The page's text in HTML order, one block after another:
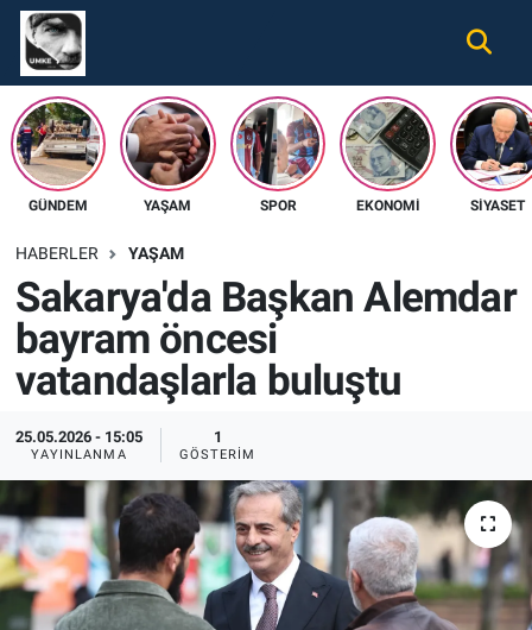
GÜNDEM YAŞAM SPOR EKONOMI SIYASET
HABERLER YAŞAM
Sakarya'da Başkan Alemdar
bayram öncesi
vatandaşlarla buluştu
25.05.2026 - 15:05
YAYINLANMA
1
GÖSTERIM
Gündem
Ekonomi
Spor
Tüm Haberler
İletişim
Künye
Nöbetçi Eczaneler
Hava Durumu
Namaz Vakitleri
Süper Lig Puan Durumu ve Fikstür
Tüm Manşetler
Son Dakika Haberleri
Haber Arşivi